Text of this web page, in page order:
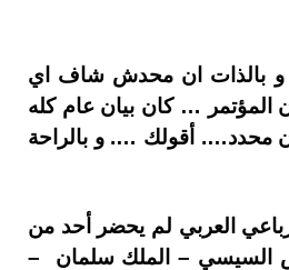
و بالذات ان محدش شاف اي
… كان بيان عام كله
محدد…. أقولك …. و بالراحة
العربي لم يحضر أحد من
السيسي – الملك سلمان –